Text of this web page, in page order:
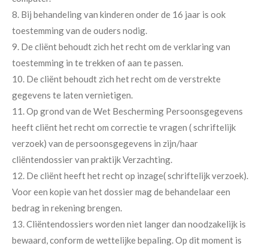
8. Bij behandeling van kinderen onder de 16 jaar is ook
toestemming van de ouders nodig.
9. De cliënt behoudt zich het recht om de verklaring van
toestemming in te trekken of aan te passen.
10. De cliënt behoudt zich het recht om de verstrekte
gegevens te laten vernietigen.
11. Op grond van de Wet Bescherming Persoonsgegevens
heeft cliënt het recht om correctie te vragen ( schriftelijk
verzoek) van de persoonsgegevens in zijn/haar
cliëntendossier van praktijk Verzachting.
12. De cliënt heeft het recht op inzage( schriftelijk verzoek).
Voor een kopie van het dossier mag de behandelaar een
bedrag in rekening brengen.
13. Cliëntendossiers worden niet langer dan noodzakelijk is
bewaard, conform de wettelijke bepaling. Op dit moment is